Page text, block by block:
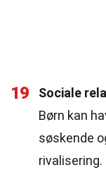
19
Sociale
Børn kan
søskende
rivalisering.